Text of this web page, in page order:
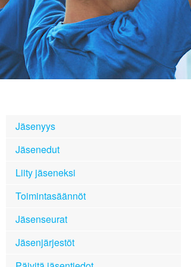
Jäsenyys
Jäsenedut
Liity jäseneksi
Toimintasäännöt
Jäsenseurat
Jäsenjärjestöt